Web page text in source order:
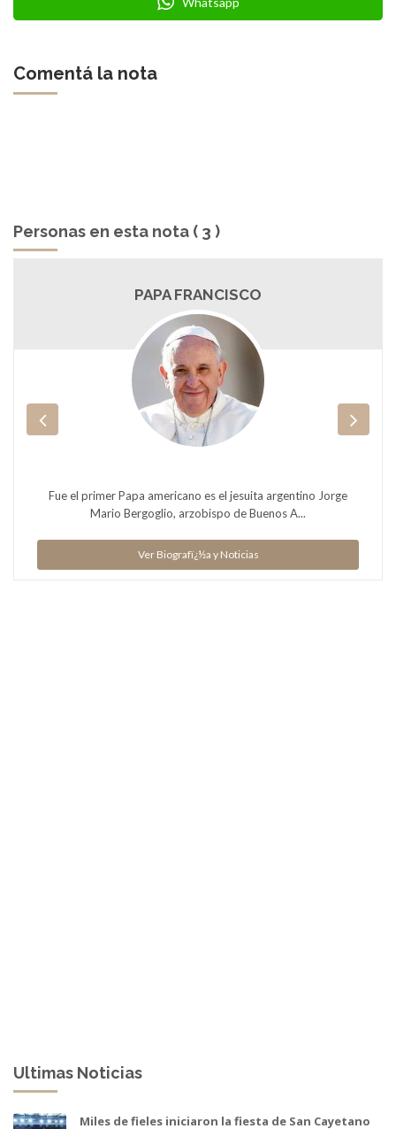
Comentá la nota
Personas en esta nota ( 3 )
PAPA FRANCISCO
Fue el primer Papa americano es el jesuita argentino Jorge
Mario Bergoglio, arzobispo de Buenos A...
Ver Biografï¿½a y Noticias
Ultimas Noticias
Miles de fieles iniciaron la fiesta de San Cayetano